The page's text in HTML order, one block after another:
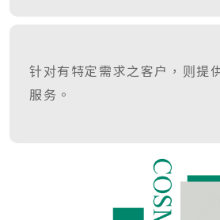
针对有特定需求之客户，则提
服务。